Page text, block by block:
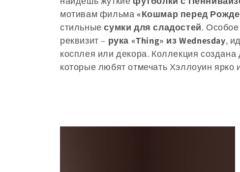
е
к
ц
:
мотивам фильма «Кошмар перед
стильныесумки для сладостей.
реквизит – рука «Thing» из Wednesday,
косплея или декора. Коллекция
которые любят отмечать Хэллоуин ярко